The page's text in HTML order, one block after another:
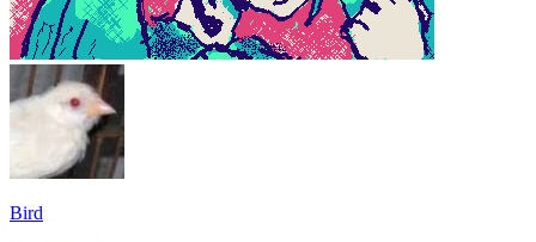
Bird